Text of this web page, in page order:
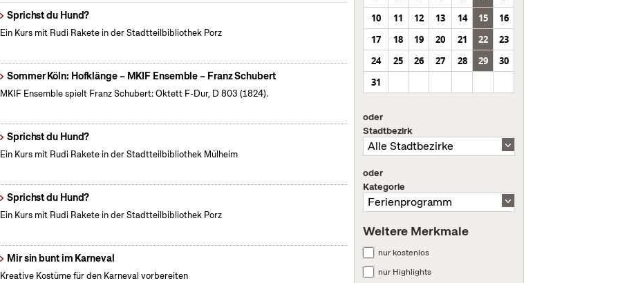
Sprichst du Hund?
Ein Kurs mit Rudi Rakete in der Stadtteilbibliothek Porz
Sommer Köln: Hofklänge – MKIF Ensemble – Franz Schubert
MKIF Ensemble spielt Franz Schubert: Oktett F-Dur, D 803 (1824).
Sprichst du Hund?
Ein Kurs mit Rudi Rakete in der Stadtteilbibliothek Mülheim
Sprichst du Hund?
Ein Kurs mit Rudi Rakete in der Stadtteilbibliothek Porz
Mir sin bunt im Karneval
Kreative Kostüme für den Karneval vorbereiten
10
11 12 13 14 15
16
17
18 19 20 21 22
23
24
25 26 27 28 29
30
31
oder
Stadtbezirk
oder
Kategorie
Weitere Merkmale
nur kostenlos
nur Highlights